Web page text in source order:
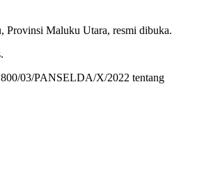
Provinsi Maluku Utara, resmi dibuka.
800/03/PANSELDA/X/2022 tentang